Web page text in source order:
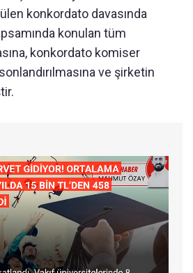
konkordato davasında
konulan tüm
konkordato komiser
ve şirketin